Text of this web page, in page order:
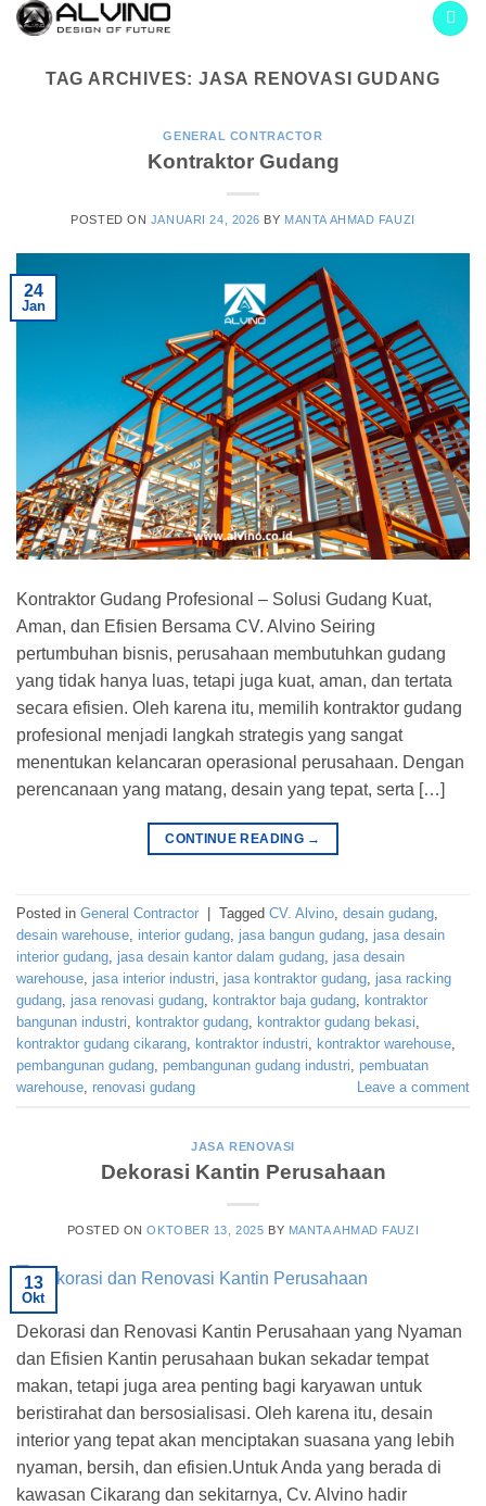
Skip
TAG ARCHIVES:JASA RENOVASI GUDANG
GENERAL CONTRACTOR
Kontraktor Gudang
POSTED ON JANUARI 24, 2026 BY MANTA AHMAD FAUZI
24
Jan
Kontraktor Gudang Profesional – Solusi Gudang Kuat,
Aman, dan Efisien Bersama CV. Alvino Seiring
pertumbuhan bisnis, perusahaan membutuhkan gudang
yang tidak hanya luas, tetapi juga kuat, aman, dan tertata
secara efisien. Oleh karena itu, memilih kontraktor gudang
profesional menjadi langkah strategis yang sangat
menentukan kelancaran operasional perusahaan. Dengan
perencanaan yang matang, desain yang tepat, serta […]
CONTINUE READING →
Posted in General Contractor | Tagged CV. Alvino desain gudang
desain warehouse interior gudang jasa bangun gudang jasa desain
interior gudang jasa desain kantor dalam gudang jasa desain
warehouse jasa interior industri jasa kontraktor gudang jasa racking
gudang jasa renovasi gudang kontraktor baja gudang kontraktor
bangunan industri
kontraktor gudang kontraktor gudang bekasi
kontraktor gudang cikarang kontraktor industri kontraktor warehouse
pembangunan gudang pembangunan gudang industri pembuatan
warehouse renovasi gudang Leave a comment
JASA RENOVASI
Dekorasi Kantin Perusahaan
POSTED ONOKTOBER 13, 2025 BY MANTA AHMAD FAUZI
13
Okt
Dekorasi dan Renovasi Kantin Perusahaan yang Nyaman
dan Efisien Kantin perusahaan bukan sekadar tempat
makan, tetapi juga area penting bagi karyawan untuk
beristirahat dan bersosialisasi. Oleh karena itu, desain
interior yang tepat akan menciptakan suasana yang lebih
nyaman, bersih, dan efisien.Untuk Anda yang berada di
kawasan Cikarang dan sekitarnya, Cv. Alvino hadir